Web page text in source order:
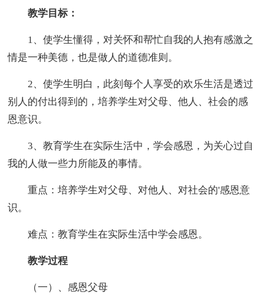
教学目标：
1、使学生懂得，对关怀和帮忙自我的人抱有感激之
情是一种美德，也是做人的道德准则。
2、使学生明白，此刻每个人享受的欢乐生活是透过
别人的付出得到的，培养学生对父母、他人、社会的感
恩意识。
3、教育学生在实际生活中，学会感恩，为关心过自
我的人做一些力所能及的事情。
重点：培养学生对父母、对他人、对社会的'感恩意
识。
难点：教育学生在实际生活中学会感恩。
教学过程
（一）、感恩父母